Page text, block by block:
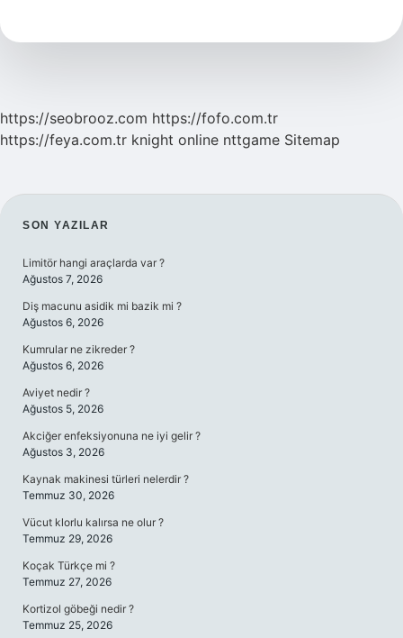
Gelir
https://seobrooz.com https://fofo.com.tr
https://feya.com.tr knight online nttgame Sitemap
SIDEBAR
SON YAZILAR
Limitör hangi araçlarda var ?
Ağustos 7, 2026
Diş macunu asidik mi bazik mi ?
Ağustos 6, 2026
Kumrular ne zikreder ?
Ağustos 6, 2026
Aviyet nedir ?
Ağustos 5, 2026
Akciğer enfeksiyonuna ne iyi gelir ?
Ağustos 3, 2026
Kaynak makinesi türleri nelerdir ?
Temmuz 30, 2026
Vücut klorlu kalırsa ne olur ?
Temmuz 29, 2026
Koçak Türkçe mi ?
Temmuz 27, 2026
Kortizol göbeği nedir ?
Temmuz 25, 2026